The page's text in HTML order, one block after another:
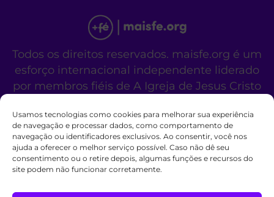
Usamos tecnologias como cookies para melhorar sua experiência
de navegação e processar dados, como comportamento de
navegação ou identificadores exclusivos. Ao consentir, você nos
ajuda a oferecer o melhor serviço possível. Caso não dê seu
consentimento ou o retire depois, algumas funções e recursos do
site podem não funcionar corretamente.
Todos os direitos reservados. maisfe.org é um
esforço internacional independente liderado
por membros fiéis de A Igreja de Jesus Cristo
Este site não é um site oficial da organização
religiosa mencionada acima.
Fale Conosco Políticas de Cookies